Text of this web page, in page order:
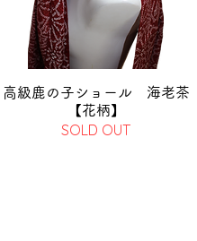
高級鹿の子ショール 海老茶
【花柄】
SOLD OUT